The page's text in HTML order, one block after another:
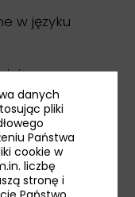
w języku
danych
pliki
Państwa
cookie w
liczbę
stronę i